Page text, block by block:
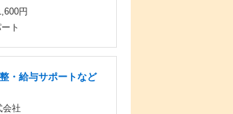
円
ト
・給与サポートなど
会社